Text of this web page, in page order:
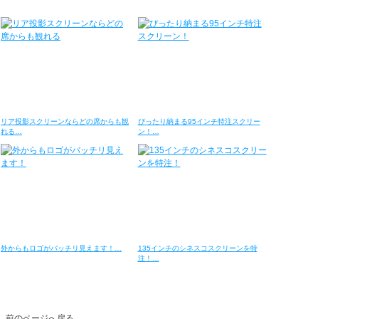
リア投影スクリーンならどの席からも観
れる…
ぴったり納まる95インチ特注スクリー
ン！…
外からもロゴがバッチリ見えます！…
135インチのシネスコスクリーンを特
注！…